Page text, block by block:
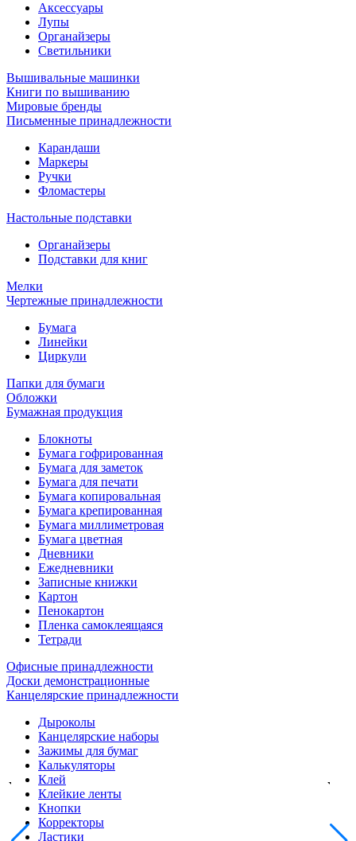
Аксессуары
Лупы
Органайзеры
Светильники
Вышивальные машинки
Книги по вышиванию
Мировые бренды
Письменные принадлежности
Карандаши
Маркеры
Ручки
Фломастеры
Настольные подставки
Органайзеры
Подставки для книг
Мелки
Чертежные принадлежности
Бумага
Линейки
Циркули
Папки для бумаги
Обложки
Бумажная продукция
Блокноты
Бумага гофрированная
Бумага для заметок
Бумага для печати
Бумага копировальная
Бумага крепированная
Бумага миллиметровая
Бумага цветная
Дневники
Ежедневники
Записные книжки
Картон
Пенокартон
Пленка самоклеящаяся
Тетради
Офисные принадлежности
Доски демонстрационные
Канцелярские принадлежности
Дыроколы
Канцелярские наборы
Зажимы для бумаг
Калькуляторы
Клей
Клейкие ленты
Кнопки
Корректоры
Ластики